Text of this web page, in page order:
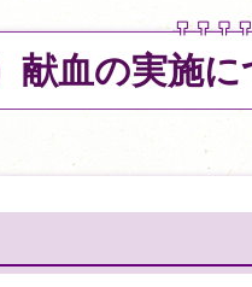
献血の実施に